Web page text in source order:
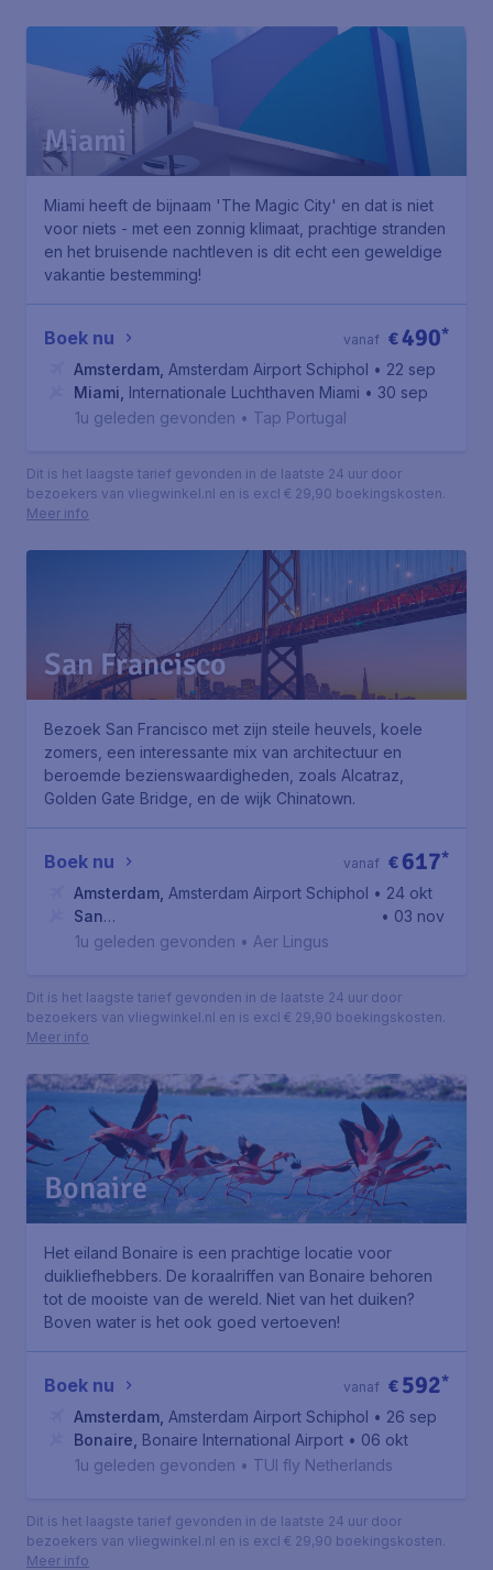
Miami
Miami heeft de bijnaam 'The Magic City' en dat is niet
voor niets - met een zonnig klimaat, prachtige stranden
en het bruisende nachtleven is dit echt een geweldige
vakantie bestemming!
Boek nu €490*
vanaf
Amsterdam Amsterdam Airport Schiphol • 22 sep
Miami Internationale Luchthaven Miami • 30 sep
1u geleden gevonden • Tap Portugal
Dit is het laagste tarief gevonden in de laatste 24 uur door
bezoekers van vliegwinkel.nl en is excl € 29,90 boekingskosten.
Meer info
San Francisco
Bezoek San Francisco met zijn steile heuvels, koele
zomers, een interessante mix van architectuur en
beroemde bezienswaardigheden, zoals Alcatraz,
Golden Gate Bridge, en de wijk Chinatown.
Boek nu € 617*
vanaf
Amsterdam Amsterdam Airport Schiphol • 24 okt
San
Francisco, Internationale luchthaven van San Francisco
• 03 nov
1u geleden gevonden • Aer Lingus
Dit is het laagste tarief gevonden in de laatste 24 uur door
bezoekers van vliegwinkel.nl en is excl € 29,90 boekingskosten.
Meer info
Bonaire
Het eiland Bonaire is een prachtige locatie voor
duikliefhebbers. De koraalriffen van Bonaire behoren
tot de mooiste van de wereld. Niet van het duiken?
Boven water is het ook goed vertoeven!
Boek nu € 592*
vanaf
Amsterdam Amsterdam Airport Schiphol • 26 sep
Bonaire Bonaire International Airport • 06 okt
1u geleden gevonden • TUI fly Netherlands
Dit is het laagste tarief gevonden in de laatste 24 uur door
bezoekers van vliegwinkel.nl en is excl € 29,90 boekingskosten.
Meer info